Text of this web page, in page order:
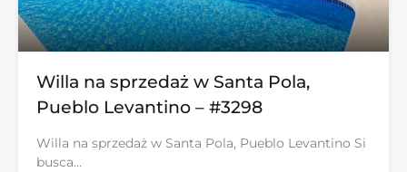
Willa na sprzedaż w Santa Pola,
Pueblo Levantino – #3298
Willa na sprzedaż w Santa Pola, Pueblo Levantino Si
busca…